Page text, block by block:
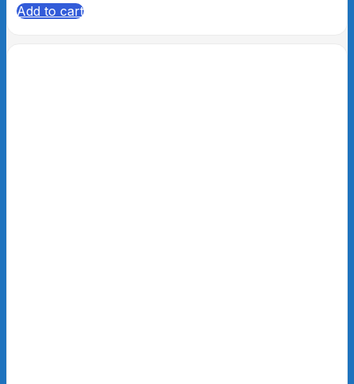
Add to cart